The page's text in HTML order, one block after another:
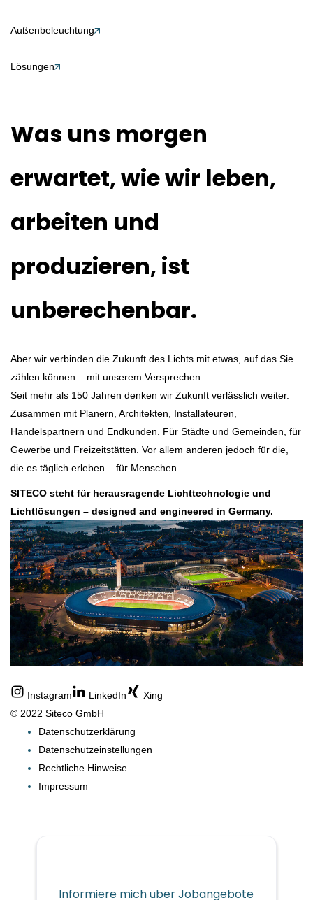
Außenbeleuchtung
Lösungen
Was uns morgen
erwartet, wie wir leben,
arbeiten und
produzieren, ist
unberechenbar.
Aber wir verbinden die Zukunft des Lichts mit etwas, auf das Sie
zählen können – mit unserem Versprechen.
Seit mehr als 150 Jahren denken wir Zukunft verlässlich weiter.
Zusammen mit Planern, Architekten, Installateuren,
Handelspartnern und Endkunden. Für Städte und Gemeinden, für
Gewerbe und Freizeitstätten. Vor allem anderen jedoch für die,
die es täglich erleben – für Menschen.
SITECO steht für herausragende Lichttechnologie und
Lichtlösungen – designed and engineered in Germany.
Instagram LinkedIn
Xing
© 2022 Siteco GmbH
Datenschutzerklärung
Datenschutzeinstellungen
Rechtliche Hinweise
Impressum
Informiere mich über Jobangebote